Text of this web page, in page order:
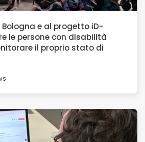
Bologna e al progetto iD-
le persone con disabilità
il proprio stato di